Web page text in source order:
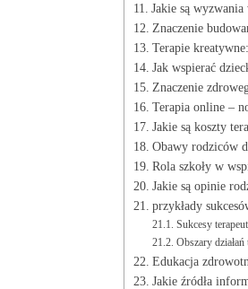
Jakie są
Znaczenie
Terapie
Jak wspierać
Znaczenie
Terapia online –
Jakie są koszty
Obawy rodziców
Rola szkoły w
Jakie są opinie
przykłady
Sukcesy
Obszary
Edukacja
Jakie źródła